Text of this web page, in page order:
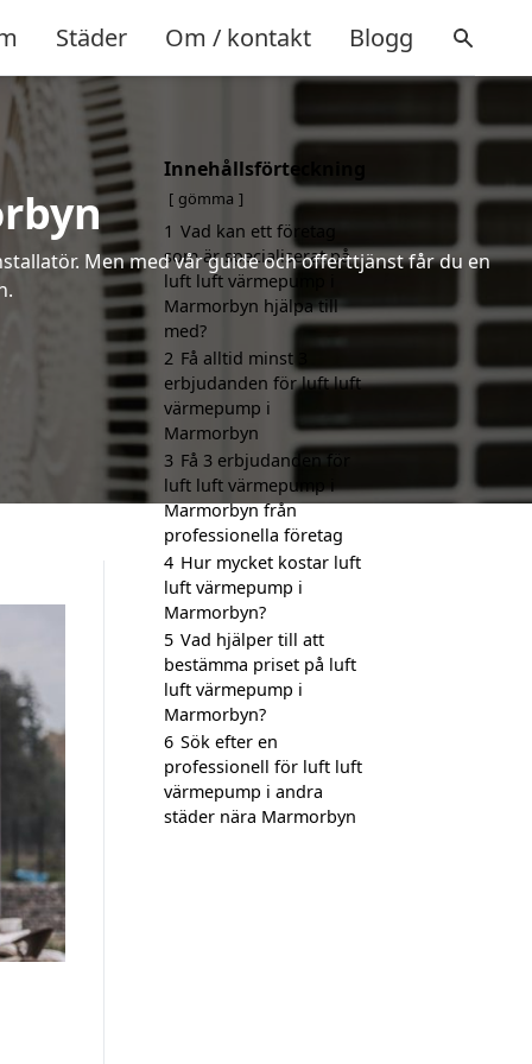
Städer Om / kontakt Blogg
Men med vår guide och offerttjänst får du en
Innehållsförteckning
gömma
1 Vad kan ett företag
som är specialiserat på
luft luft värmepump i
Marmorbyn hjälpa till
med?
2 Få alltid minst 3
erbjudanden för luft luft
värmepump i
Marmorbyn
3 Få 3 erbjudanden för
luft luft värmepump i
Marmorbyn från
professionella företag
4 Hur mycket kostar luft
luft värmepump i
Marmorbyn?
5 Vad hjälper till att
bestämma priset på luft
luft värmepump i
Marmorbyn?
6 Sök efter en
professionell för luft luft
värmepump i andra
städer nära Marmorbyn